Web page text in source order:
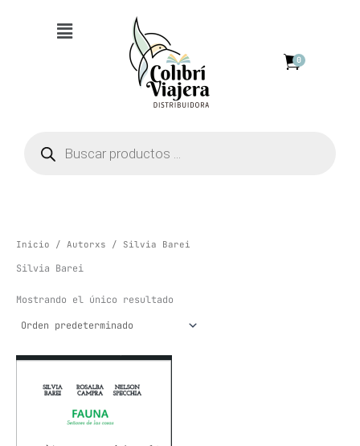
Menú
0
productos
Inicio / Autorxs / Silvia Barei
Silvia Barei
Mostrando el único resultado